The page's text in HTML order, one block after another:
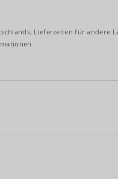
Lieferzeiten für andere